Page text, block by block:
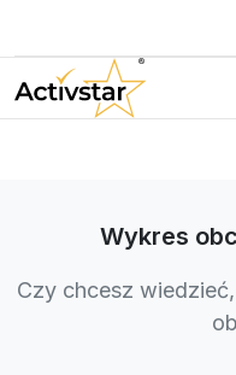
Wykres
Czy chcesz